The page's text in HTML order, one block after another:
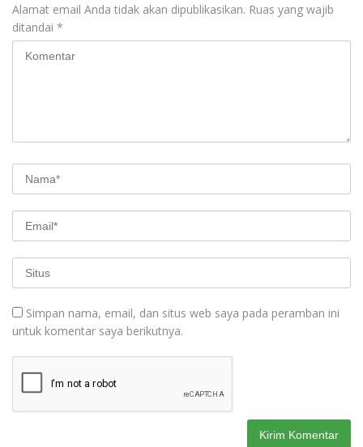
Alamat email Anda tidak akan dipublikasikan. Ruas yang wajib
ditandai *
Simpan nama, email, dan situs web saya pada peramban ini
untuk komentar saya berikutnya.